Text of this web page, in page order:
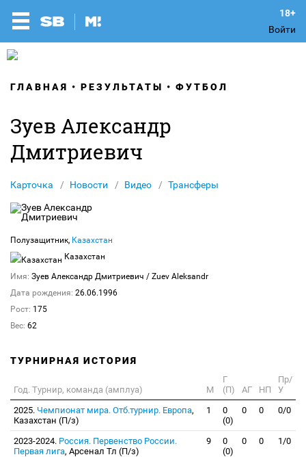
Войти
ГЛАВНАЯ РЕЗУЛЬТАТЫ ФУТБОЛ
Зуев Александр
Дмитриевич
Карточка Новости Видео Трансферы
Полузащитник, Казахстан
Казахстан
Имя: Зуев Александр Дмитриевич / Zuev Aleksandr
Дата рождения: 26.06.1996
Рост: 175
Вес: 62
ТУРНИРНАЯ ИСТОРИЯ
Год. Турнир, команда (амплуа) М
Г
(П)
АГ НП
Пр/
У
2025. Чемпионат мира. Отб.турнир. Европа,
Казахстан (П/з)
1
0
(0)
0 0 0/0
2023-2024. Россия. Первенство России.
Первая лига, Арсенал Тл (П/з)
9
0
(0)
0 0 1/0